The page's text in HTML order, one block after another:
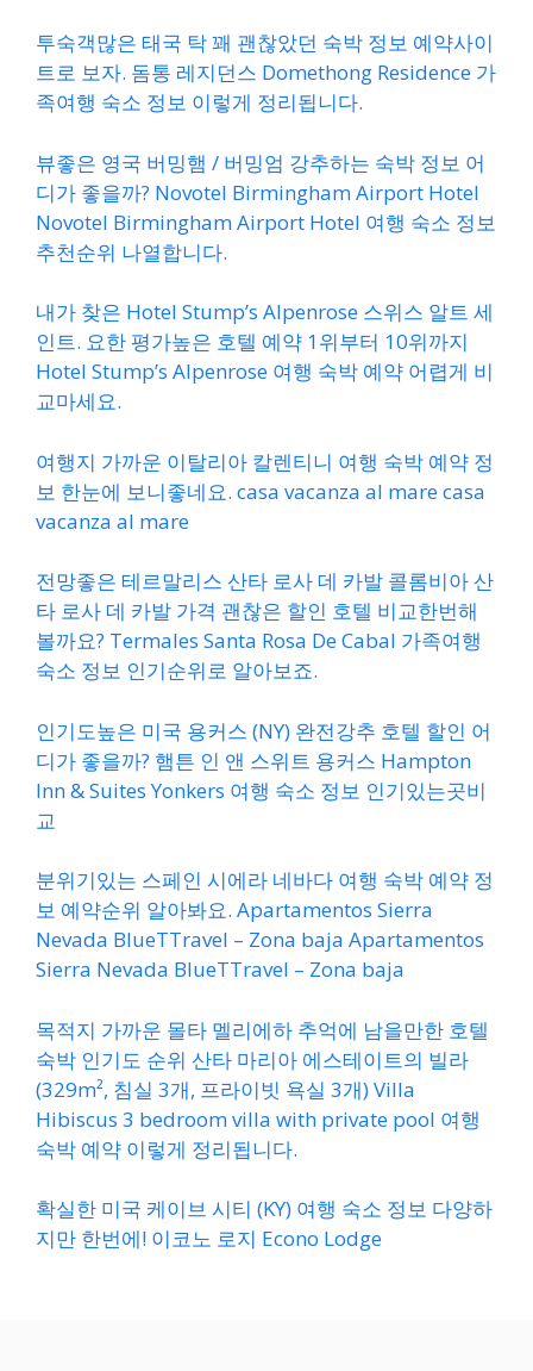
투숙객많은 태국 탁 꽤 괜찮았던 숙박 정보 예약사이
트로 보자. 돔통 레지던스 Domethong Residence 가
족여행 숙소 정보 이렇게 정리됩니다.
뷰좋은 영국 버밍햄 / 버밍엄 강추하는 숙박 정보 어
디가 좋을까? Novotel Birmingham Airport Hotel
Novotel Birmingham Airport Hotel 여행 숙소 정보
추천순위 나열합니다.
내가 찾은 Hotel Stump’s Alpenrose 스위스 알트 세
인트. 요한 평가높은 호텔 예약 1위부터 10위까지
Hotel Stump’s Alpenrose 여행 숙박 예약 어렵게 비
교마세요.
여행지 가까운 이탈리아 칼렌티니 여행 숙박 예약 정
보 한눈에 보니좋네요. casa vacanza al mare casa
vacanza al mare
전망좋은 테르말리스 산타 로사 데 카발 콜롬비아 산
타 로사 데 카발 가격 괜찮은 할인 호텔 비교한번해
볼까요? Termales Santa Rosa De Cabal 가족여행
숙소 정보 인기순위로 알아보죠.
인기도높은 미국 용커스 (NY) 완전강추 호텔 할인 어
디가 좋을까? 햄튼 인 앤 스위트 용커스 Hampton
Inn & Suites Yonkers 여행 숙소 정보 인기있는곳비
교
분위기있는 스페인 시에라 네바다 여행 숙박 예약 정
보 예약순위 알아봐요. Apartamentos Sierra
Nevada BlueTTravel – Zona baja Apartamentos
Sierra Nevada BlueTTravel – Zona baja
목적지 가까운 몰타 멜리에하 추억에 남을만한 호텔
숙박 인기도 순위 산타 마리아 에스테이트의 빌라
(329m², 침실 3개, 프라이빗 욕실 3개) Villa
Hibiscus 3 bedroom villa with private pool 여행
숙박 예약 이렇게 정리됩니다.
확실한 미국 케이브 시티 (KY) 여행 숙소 정보 다양하
지만 한번에! 이코노 로지 Econo Lodge